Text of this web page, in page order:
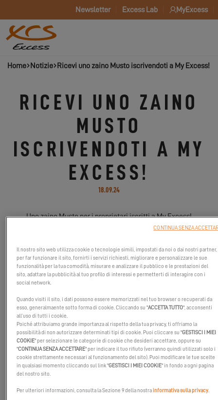
Newsletter Excess Lab MyExcess
Home Notizie Ricevi uno zaino Musto iscrivendoti a My Excess!
RICEVI UNO ZAINO
MUSTO
ISCRIVENDOTI A MY
EXCESS!
18.09.24
Uno zaino Musto per i proprietari iscritti a My Excess!
Il nostro sito web utilizza cookie o tecnologie simili, impostati da noi o dai nostri partner,
per far funzionare il sito, fornirti i servizi richiesti, migliorare e personalizzare le sue
funzionalità per la tua comodità, misurare e analizzare il pubblico e le prestazioni del
sito, adattare la pubblicità al tuo profilo di interessi e permetterti di interagire con i
social network.
Quando visiti il sito, i dati possono essere memorizzati nel tuo browser o recuperati da
esso, generalmaente sotto forma di cookie. Cliccando su "ACCETTA TUTTO", acconsenti
all’uso di tutti i cookie.
Poiché attribuiamo grande importanza al rispetto della tua privacy, ti offriamo la
possibilità di non autorizzare determinati tipi di cookie. Puoi cliccare su "GESTISCI I MIEI
COOKIE" per selezionare le categorie di cookie che desideri accettare, oppure su
"CONTINUA SENZA ACCETTARE" per indicare il tuo rifiuto (verranno quindi utilizzati solo i
cookie strettamente necessari al funzionamento del sito). Puoi modificare le tue scelte
in qualsiasi momento cliccando sul link "GESTISCI I MIEI COOKIE" in fondo a ogni pagina
del nostro sito.
Per ulteriori informazioni, consulta la Sezione 9 della nostra informativa sulla privacy
CONTINUA SENZA